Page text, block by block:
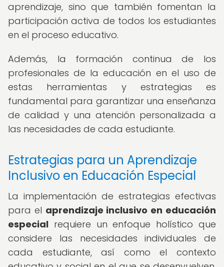
aprendizaje, sino que también fomentan la
participación activa de todos los estudiantes
en el proceso educativo.
Además, la formación continua de los
profesionales de la educación en el uso de
estas herramientas y estrategias es
fundamental para garantizar una enseñanza
de calidad y una atención personalizada a
las necesidades de cada estudiante.
Estrategias para un Aprendizaje
Inclusivo en Educación Especial
La implementación de estrategias efectivas
para el aprendizaje inclusivo en educación
especial requiere un enfoque holístico que
considere las necesidades individuales de
cada estudiante, así como el contexto